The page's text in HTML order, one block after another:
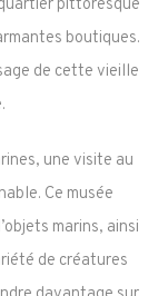
pittoresque
boutiques.
de cette vieille
une visite au
Ce musée
marins, ainsi
de créatures